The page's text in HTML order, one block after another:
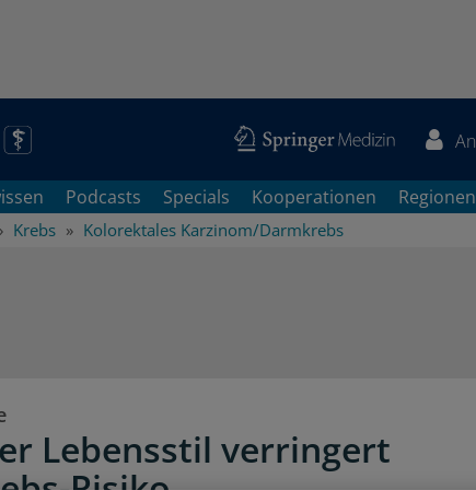
Podcasts Specials Kooperationen Regionen
Krebs Kolorektales Karzinom/Darmkrebs
Lebensstil verringert